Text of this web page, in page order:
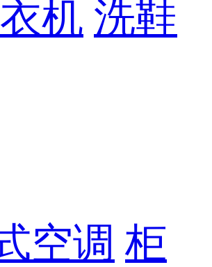
机 洗鞋
空调 柜